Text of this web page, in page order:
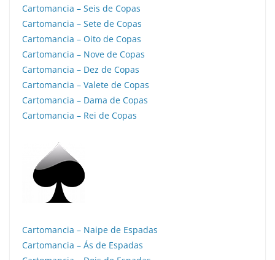
Cartomancia – Seis de Copas
Cartomancia – Sete de Copas
Cartomancia – Oito de Copas
Cartomancia – Nove de Copas
Cartomancia – Dez de Copas
Cartomancia – Valete de Copas
Cartomancia – Dama de Copas
Cartomancia – Rei de Copas
Cartomancia – Naipe de Espadas
Cartomancia – Ás de Espadas